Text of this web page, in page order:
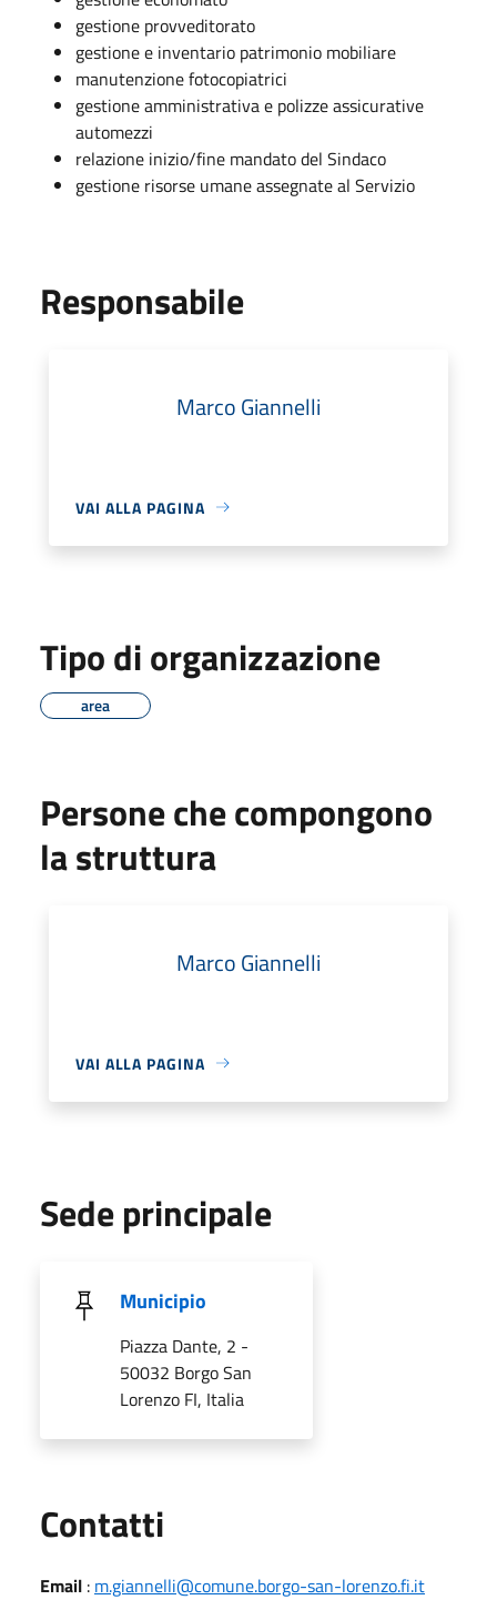
gestione provveditorato
gestione e inventario patrimonio mobiliare
manutenzione fotocopiatrici
gestione amministrativa e polizze assicurative
automezzi
relazione inizio/fine mandato del Sindaco
gestione risorse umane assegnate al Servizio
Responsabile
Marco Giannelli
VAI ALLA PAGINA
Tipo di organizzazione
area
Persone che compongono
la struttura
Marco Giannelli
VAI ALLA PAGINA
Sede principale
Municipio
Piazza Dante, 2 -
50032 Borgo San
Lorenzo FI, Italia
Contatti
Email : m.giannelli@comune.borgo-san-lorenzo.fi.it